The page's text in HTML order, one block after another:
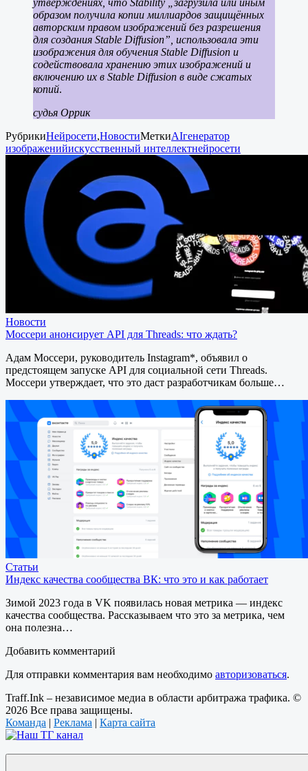
образом получила копии миллиардов защищённых
авторским правом изображений без разрешения
для создания Stable Diffusion”, использовала эти
изображения для обучения Stable Diffusion и
содействовала хранению этих изображений и
включению их в Stable Diffusion в виде сжатых
копий.
судья Оррик
РубрикиНейросети,НовостиМеткиAIгенератор
изображенийискусственный интеллектнейросети
Новости
Моссери анонсирует API для Threads: что ждать?
Адам Моссери, руководитель Instagram*, объявил о
предстоящем запуске API для социальной сети Threads.
Моссери утверждает, что это даст разработчикам больше…
Статьи
Индекс качества сообщества ВК: что это и как работает
Зимой 2023 года в VK появилась новая метрика — индекс
качества сообщества. Рассказываем что это за метрика, чем
она полезна…
Добавить комментарий
Для отправки комментария вам необходимо авторизоваться.
Traff.Ink – независимое медиа в области арбитража трафика. ©
2026 Все права защищены.
Команда | Реклама | Карта сайта